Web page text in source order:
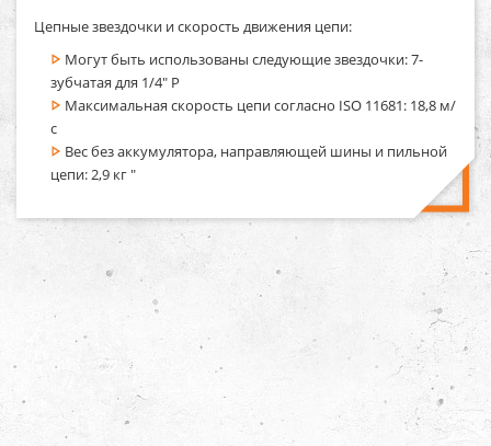
Цепные звездочки и скорость движения цепи:
Могут быть использованы следующие звездочки: 7-
зубчатая для 1/4" P
Максимальная скорость цепи согласно ISO 11681: 18,8 м/
с
Вес без аккумулятора, направляющей шины и пильной
цепи: 2,9 кг "